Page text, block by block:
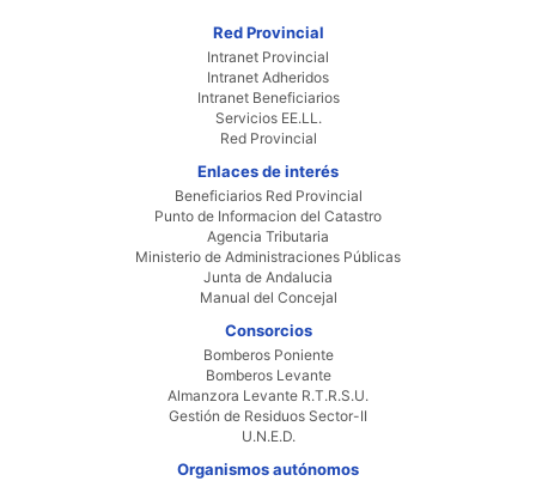
Red Provincial
Intranet Provincial
Intranet Adheridos
Intranet Beneficiarios
Servicios EE.LL.
Red Provincial
Enlaces de interés
Beneficiarios Red Provincial
Punto de Informacion del Catastro
Agencia Tributaria
Ministerio de Administraciones Públicas
Junta de Andalucia
Manual del Concejal
Consorcios
Bomberos Poniente
Bomberos Levante
Almanzora Levante R.T.R.S.U.
Gestión de Residuos Sector-II
U.N.E.D.
Organismos autónomos